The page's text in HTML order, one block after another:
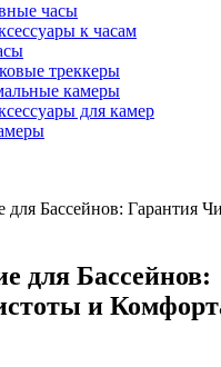
часы
к часам
треккеры
камеры
для камер
для Бассейнов: Гарантия
для Бассейнов:
и